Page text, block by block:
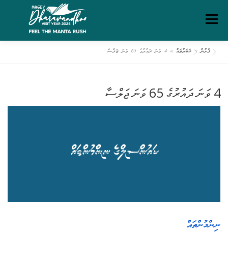
content
Menu
ޑައުންލޯޑްސް ރިޕޯޓްތައް ފެށުން
ފެށުން» ޚަބަރުތައް » 4 ވަނަ ދައުރުގެ 65 ވަނަ ޖަލްސާ
4 ވަނަ ދައުރުގެ 65 ވަނަ ޖަލްސާ
ނިންމުންތައް